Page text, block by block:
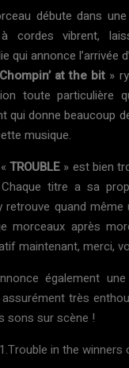
débute dans
cordes vibrent,
qui annonce l’arrivée
Chompin’ at the bit »
toute particulière
qui donne beaucoup
musique.
TROUBLE» est bien
titre a sa
retrouve quand même
morceaux après
maintenant, merci,
également
très
sons sur scène !
1.Trouble in the winners